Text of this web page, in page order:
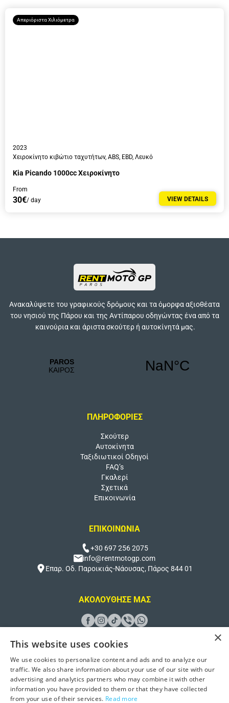
Συμφωνώ με τηνΠολιτική Απορρήτου .
Απεριόριστα Χιλιόμετρα
2023
Χειροκίνητο κιβώτιο ταχυτήτων, ABS, EBD, Λευκό
Kia Picando 1000cc Χειροκίνητο
From
30€/ day VIEW DETAILS
Ανακαλύψετε του γραφικούς δρόμους και τα όμορφα αξιοθέατα
του νησιού της Πάρου και της Αντίπαρου οδηγώντας ένα από τα
καινούρια και άριστα σκούτερ ή αυτοκίνητά μας.
ΠΛΗΡΟΦΟΡΙΕΣ
Σκούτερ
Αυτοκίνητα
Ταξιδιωτικοί Οδηγοί
FAQ’s
Γκαλερί
Σχετικά
Επικοινωνία
ΕΠΙΚΟΙΝΩΝΙΑ
+30 697 256 2075
info@rentmotogp.com
Επαρ. Οδ. Παροικιάς-Νάουσας, Πάρος 844 01
ΑΚΟΛΟΥΘΗΣΕ ΜΑΣ
Σχεδιασμός και ανάπτυξη απόBetter Host
© 2026 Rent Moto GP Paros. Όλα τα δικαιώματα διατηρούνται
Πολιτική Απορρήτου
×
This website uses cookies
We use cookies to personalize content and ads and to analyze our
traffic. We also share information about your use of our site with our
advertising and analytics partners who may combine it with other
information you have provided to them or that they have collected
from your use of their services. Read more